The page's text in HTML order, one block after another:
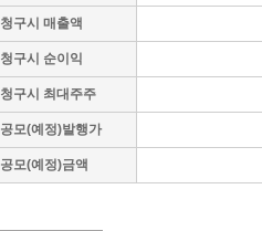
청구시 매출액
청구시 순이익
청구시 최대주주
공모(예정)발행가
공모(예정)금액